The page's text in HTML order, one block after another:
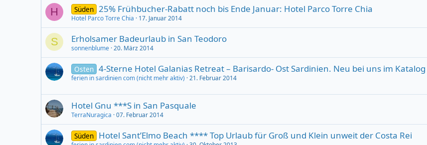
H Süden 25% Frühbucher-Rabatt noch bis Ende Januar: Hotel Parco Torre Chia
Hotel Parco Torre Chia 17. Januar 2014
S Erholsamer Badeurlaub in San Teodoro
sonnenblume 20. März 2014
Osten 4-Sterne Hotel Galanias Retreat – Barisardo- Ost Sardinien. Neu bei uns im Katalog
ferien in sardinien com (nicht mehr aktiv) 21. Februar 2014
Hotel Gnu ***S in San Pasquale
TerraNuragica 07. Februar 2014
Süden Hotel Sant’Elmo Beach **** Top Urlaub für Groß und Klein unweit der Costa Rei